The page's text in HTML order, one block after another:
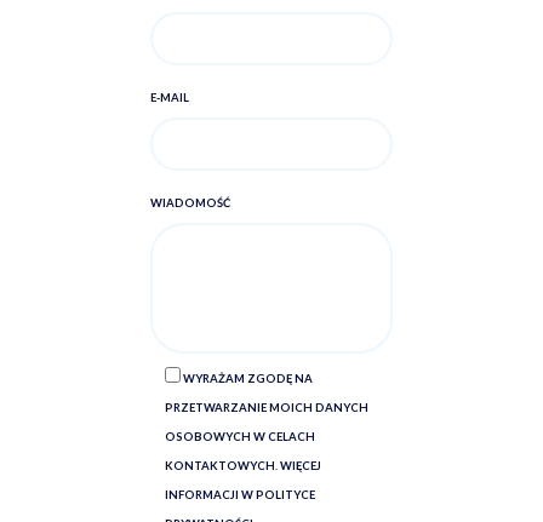
E-MAIL
WIADOMOŚĆ
WYRAŻAM ZGODĘ NA
PRZETWARZANIE MOICH DANYCH
OSOBOWYCH W CELACH
KONTAKTOWYCH. WIĘCEJ
INFORMACJI W POLITYCE